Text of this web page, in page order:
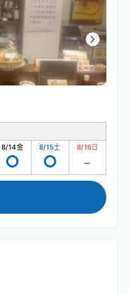
8/14金 8/15土 8/16日